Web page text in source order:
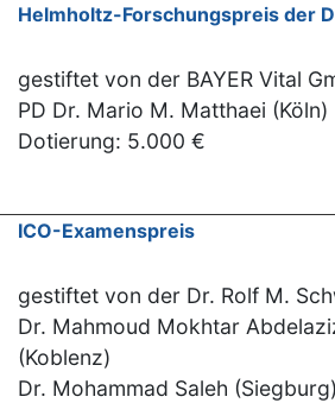
Helmholtz-Forschungspreis der
gestiftet von der BAYER Vital
PD Dr. Mario M. Matthaei (Köln)
Dotierung: 5.000 €
ICO-Examenspreis
gestiftet von der Dr. Rolf M.
Dr. Mahmoud Mokhtar
(Koblenz)
Dr. Mohammad Saleh (Siegburg)